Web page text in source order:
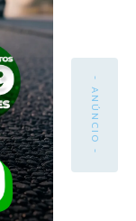
- ANÚNCIO -